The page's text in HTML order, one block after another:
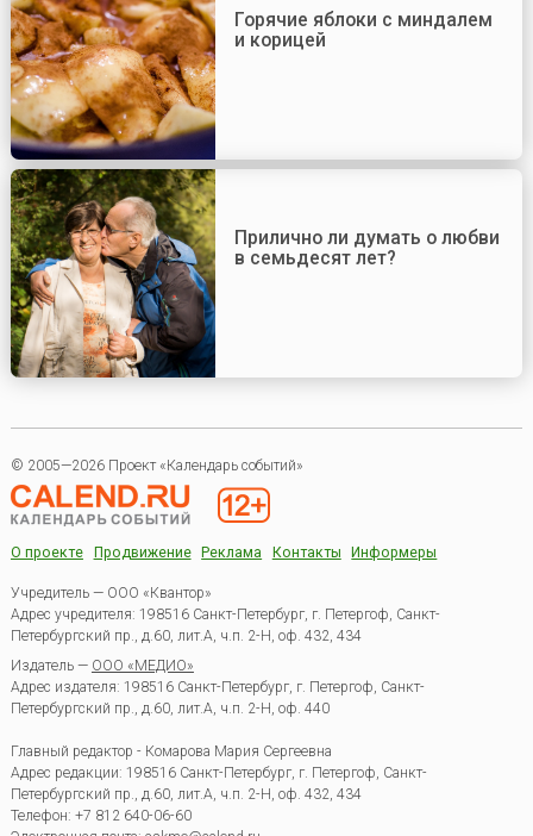
Горячие яблоки с миндалем
и корицей
Прилично ли думать о любви
в семьдесят лет?
© 2005—2026 Проект «Календарь событий»
О проекте Продвижение Реклама Контакты Информеры
Учредитель — ООО «Квантор»
Адрес учредителя: 198516 Санкт-Петербург, г. Петергоф, Санкт-
Петербургский пр., д.60, лит.А, ч.п. 2-Н, оф. 432, 434
Издатель — ООО «МЕДИО»
Адрес издателя: 198516 Санкт-Петербург, г. Петергоф, Санкт-
Петербургский пр., д.60, лит.А, ч.п. 2-Н, оф. 440
Главный редактор - Комарова Мария Сергеевна
Адрес редакции: 198516 Санкт-Петербург, г. Петергоф, Санкт-
Петербургский пр., д.60, лит.А, ч.п. 2-Н, оф. 432, 434
Телефон: +7 812 640-06-60